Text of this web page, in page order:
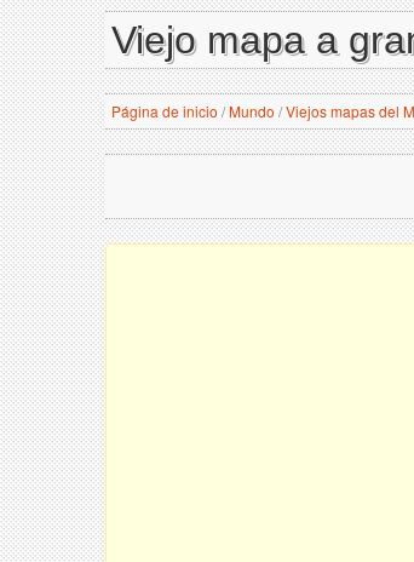
Viejo mapa a
Página de inicio /Mundo /Viejos mapas del